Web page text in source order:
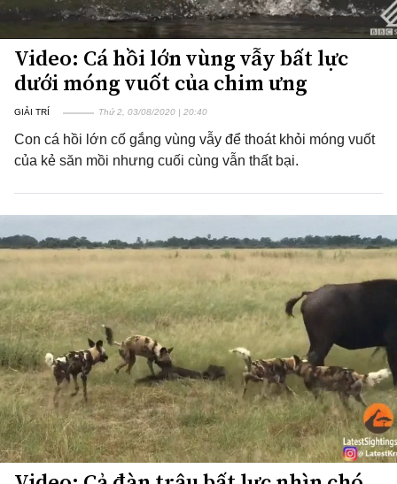
Video: Cá hồi lớn vùng vẫy bất lực
dưới móng vuốt của chim ưng
GIẢI TRÍ Thứ 2, 03/08/2020 | 20:40
Con cá hồi lớn cố gắng vùng vẫy để thoát khỏi móng vuốt
của kẻ săn mồi nhưng cuối cùng vẫn thất bại.